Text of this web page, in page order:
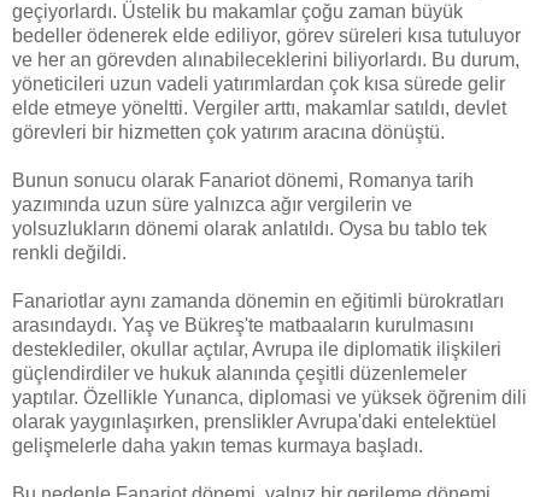
geçiyorlardı. Üstelik bu makamlar çoğu zaman büyük
bedeller ödenerek elde ediliyor, görev süreleri kısa tutuluyor
ve her an görevden alınabileceklerini biliyorlardı. Bu durum,
yöneticileri uzun vadeli yatırımlardan çok kısa sürede gelir
elde etmeye yöneltti. Vergiler arttı, makamlar satıldı, devlet
görevleri bir hizmetten çok yatırım aracına dönüştü.
Bunun sonucu olarak Fanariot dönemi, Romanya tarih
yazımında uzun süre yalnızca ağır vergilerin ve
yolsuzlukların dönemi olarak anlatıldı. Oysa bu tablo tek
renkli değildi.
Fanariotlar aynı zamanda dönemin en eğitimli bürokratları
arasındaydı. Yaş ve Bükreş'te matbaaların kurulmasını
desteklediler, okullar açtılar, Avrupa ile diplomatik ilişkileri
güçlendirdiler ve hukuk alanında çeşitli düzenlemeler
yaptılar. Özellikle Yunanca, diplomasi ve yüksek öğrenim dili
olarak yaygınlaşırken, prenslikler Avrupa'daki entelektüel
gelişmelerle daha yakın temas kurmaya başladı.